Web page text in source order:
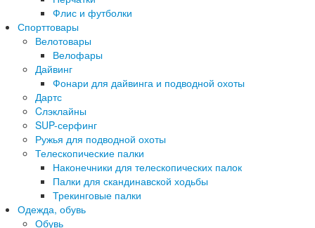
Флис и футболки
Спорттовары
Велотовары
Велофары
Дайвинг
Фонари для дайвинга и подводной охоты
Дартс
Cлэклайны
SUP-серфинг
Ружья для подводной охоты
Телескопические палки
Наконечники для телескопических палок
Палки для скандинавской ходьбы
Трекинговые палки
Одежда, обувь
Обувь